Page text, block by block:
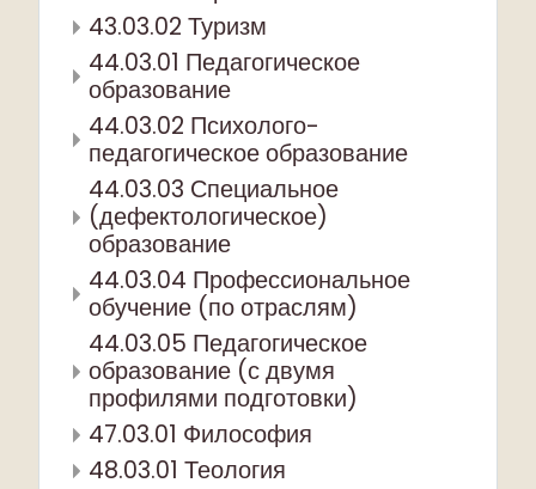
43.03.02 Туризм
44.03.01 Педагогическое
образование
44.03.02 Психолого-
педагогическое образование
44.03.03 Специальное
(дефектологическое)
образование
44.03.04 Профессиональное
обучение (по отраслям)
44.03.05 Педагогическое
образование (с двумя
профилями подготовки)
47.03.01 Философия
48.03.01 Теология